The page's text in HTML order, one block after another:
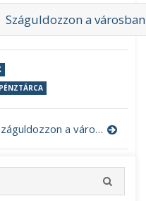
eredményes
Száguldozzon a
Száguldozzon a városban a Barbi autóval!
E